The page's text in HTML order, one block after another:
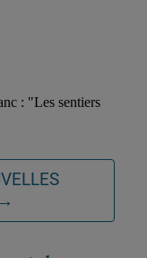
: "Les sentiers